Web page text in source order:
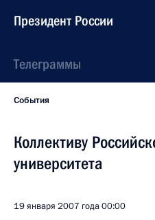
Президент России
Телеграммы
События
Коллективу
университета
19 января 2007 года00:00